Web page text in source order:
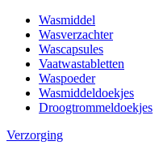
Wasmiddel
Wasverzachter
Wascapsules
Vaatwastabletten
Waspoeder
Wasmiddeldoekjes
Droogtrommeldoekjes
Verzorging